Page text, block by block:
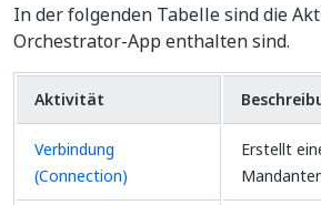
In der folgenden Tabelle sind die
Orchestrator-App enthalten sind.
Aktivität
Verbindung
(Connection)
Erstellt